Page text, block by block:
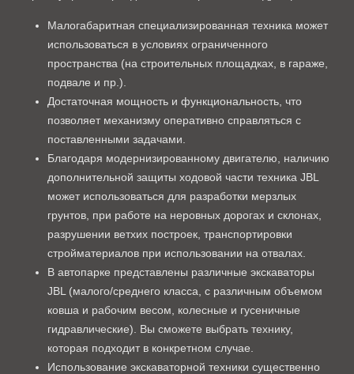
Малогабаритная специализированная техника может
использоваться в условиях ограниченного
пространства (на строительных площадках, в гараже,
подвале и пр.).
Достаточная мощность и функциональность, что
позволяет механизму оперативно справляться с
поставленными задачами.
Благодаря модернизированному двигателю, наличию
дополнительной защиты ходовой части техника JBL
может использоваться для разработки мерзлых
грунтов, при работе на неровных дорогах и склонах,
разрушении ветхих построек, транспортировки
стройматериалов при использовании на отвалах.
В автопарке представлены различные экскаваторы
JBL (малого/среднего класса, с различным объемом
ковша и рабочим весом, колесные и гусеничные
гидравлические). Вы сможете выбрать технику,
которая подходит в конкретном случае.
Использование экскаваторной техники существенно